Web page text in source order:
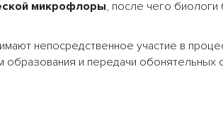
микрофлоры, после чего биологи
непосредственное участие в
и передачи обонятельных